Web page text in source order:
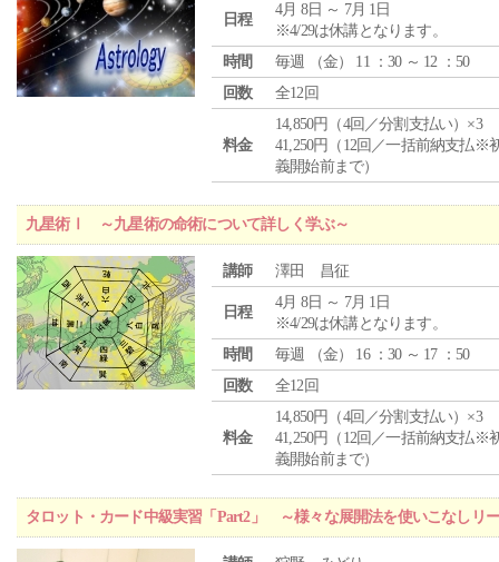
日程
4月 8日 ～ 7月 1日
※4/29は休講となります。
時間
毎週 （金） 11 ：30 ～ 12 ：50
回数
全12回
料金
14,850円（4回／分割支払い）×3
41,250円（12回／一括前納支払※
義開始前まで）
九星術Ⅰ ～九星術の命術について詳しく学ぶ～
講師 澤田 昌征
日程
4月 8日 ～ 7月 1日
※4/29は休講となります。
時間
毎週 （金） 16 ：30 ～ 17 ：50
回数
全12回
料金
14,850円（4回／分割支払い）×3
41,250円（12回／一括前納支払※
義開始前まで）
タロット・カード中級実習「Part2」 ～様々な展開法を使いこなしリ